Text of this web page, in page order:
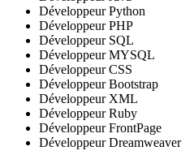
Développeur Python
Développeur PHP
Développeur SQL
Développeur MYSQL
Développeur CSS
Développeur Bootstrap
Développeur XML
Développeur Ruby
Développeur FrontPage
Développeur Dreamweaver